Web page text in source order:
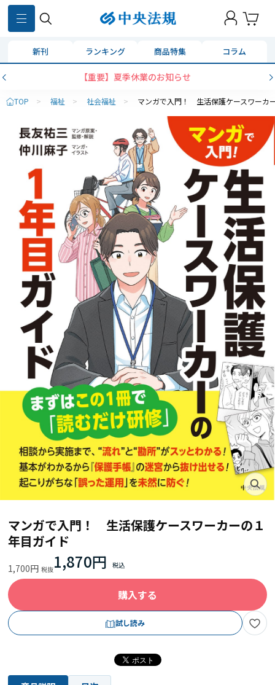
新刊 ランキング 商品特集 コラム
【重要】夏季休業のお知らせ
TOP > 福祉 > 社会福祉 > マンガで入門！ 生活保護ケースワーカ
マンガで入門！ 生活保護ケースワーカーの１
年目ガイド
1,700円 1,870円
購入する
試し読み